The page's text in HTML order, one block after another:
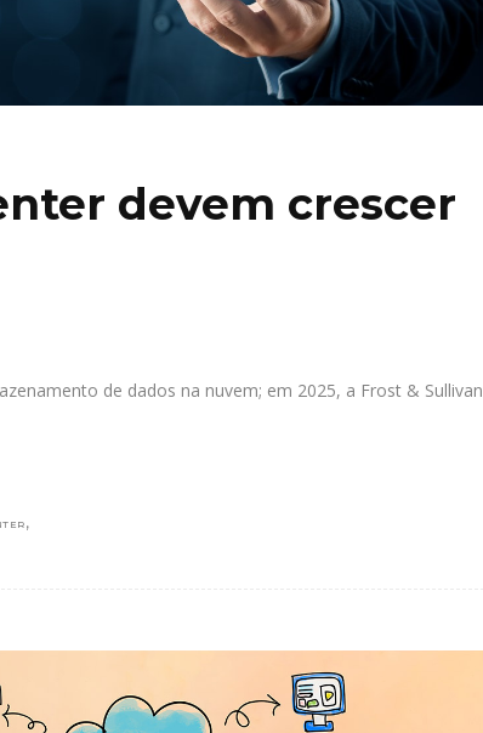
devem crescer
de dados na nuvem; em 2025, a Frost & Sullivan
,